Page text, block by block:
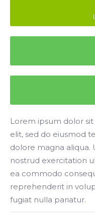
Lorem ipsum dolor
elit, sed do eiusmod
dolore magna aliqua.
nostrud exercitation
ea commodo
reprehenderit in
fugiat nulla pariatur.